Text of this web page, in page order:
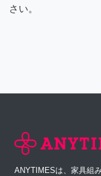
さい。
ANYTIMESは、家具組